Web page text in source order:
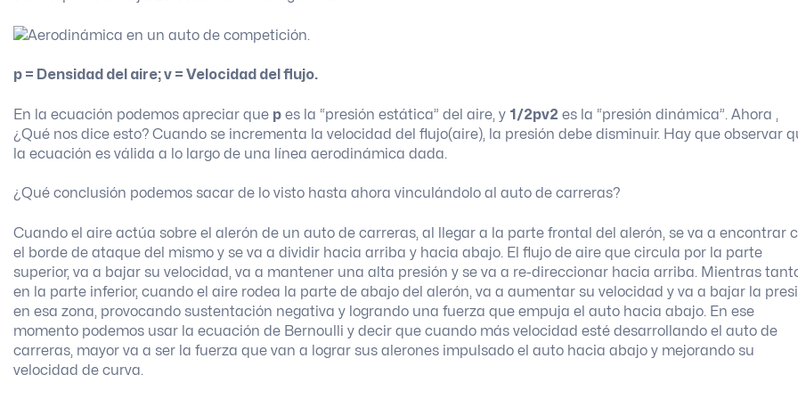
p = Densidad del aire; v = Velocidad del flujo.
En la ecuación podemos apreciar que p es la “presión estática” del aire, y 1/2pv2 es la “presión dinámica”. Ahora ,
¿Qué nos dice esto? Cuando se incrementa la velocidad del flujo(aire), la presión debe disminuir. Hay que observar
la ecuación es válida a lo largo de una línea aerodinámica dada.
¿Qué conclusión podemos sacar de lo visto hasta ahora vinculándolo al auto de carreras?
Cuando el aire actúa sobre el alerón de un auto de carreras, al llegar a la parte frontal del alerón, se va a encontrar
el borde de ataque del mismo y se va a dividir hacia arriba y hacia abajo. El flujo de aire que circula por la parte
superior, va a bajar su velocidad, va a mantener una alta presión y se va a re-direccionar hacia arriba. Mientras
en la parte inferior, cuando el aire rodea la parte de abajo del alerón, va a aumentar su velocidad y va a bajar la
en esa zona, provocando sustentación negativa y logrando una fuerza que empuja el auto hacia abajo. En ese
momento podemos usar la ecuación de Bernoulli y decir que cuando más velocidad esté desarrollando el auto de
carreras, mayor va a ser la fuerza que van a lograr sus alerones impulsado el auto hacia abajo y mejorando su
velocidad de curva.